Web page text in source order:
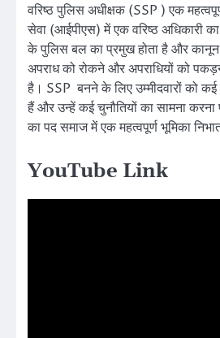
वरिष्ठ पुलिस अधीक्षक (SSP ) एक
सेवा (आईपीएस) में एक वरिष्ठ अधिकारी
के पुलिस बल का प्रमुख होता है और कानून
अपराध को रोकने और अपराधियों को
है। SSP बनने के लिए उम्मीदवारों को कई
हैं और उन्हें कई चुनौतियों का सामना
का पद समाज में एक महत्वपूर्ण भूमिका
YouTube Link